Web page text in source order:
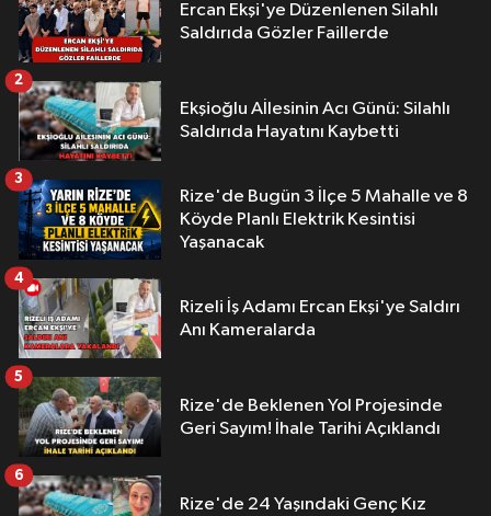
Ercan Ekşi'ye Düzenlenen Silahlı
Saldırıda Gözler Faillerde
Ekşioğlu Aİlesinin Acı Günü: Silahlı
Saldırıda Hayatını Kaybetti
2
Rize'de Bugün 3 İlçe 5 Mahalle ve 8
Köyde Planlı Elektrik Kesintisi
Yaşanacak
3
Rizeli İş Adamı Ercan Ekşi'ye Saldırı
Anı Kameralarda
4
Rize'de Beklenen Yol Projesinde
Geri Sayım! İhale Tarihi Açıklandı
5
Rize'de 24 Yaşındaki Genç Kız
6